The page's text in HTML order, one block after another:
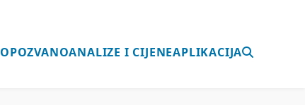
OPOZVANOANALIZE I CIJENEAPLIKACIJA